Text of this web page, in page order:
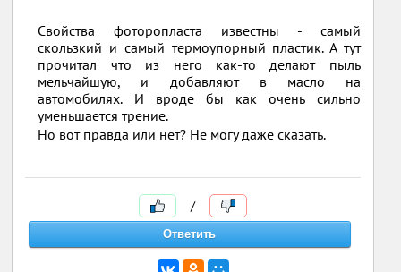
Свойства фоторопласта известны - самый
скользкий и самый термоупорный пластик. А тут
прочитал что из него как-то делают пыль
мельчайшую, и добавляют в масло на
автомобилях. И вроде бы как очень сильно
уменьшается трение.
Но вот правда или нет? Не могу даже сказать.
/